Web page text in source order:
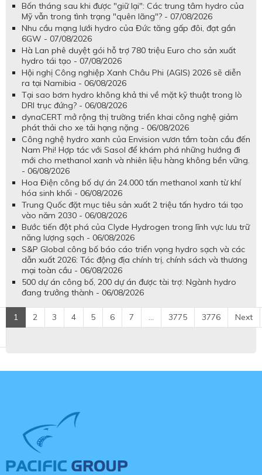
Bốn tháng sau khi được "giữ lại": Các trung tâm hydro của
Mỹ vẫn trong tình trạng "quên lãng"? - 07/08/2026
Nhu cầu mạng lưới hydro của Đức tăng gấp đôi, đạt gần
6GW - 07/08/2026
Hà Lan phê duyệt gói hỗ trợ 780 triệu Euro cho sản xuất
hydro tái tạo - 07/08/2026
Hội nghị Công nghiệp Xanh Châu Phi (AGIS) 2026 sẽ diễn
ra tại Namibia - 06/08/2026
Tại sao bơm hydro không khả thi về mặt kỹ thuật trong lò
DRI trục đứng? - 06/08/2026
dynaCERT mở rộng thị trường triển khai công nghệ giảm
phát thải cho xe tải hạng nặng - 06/08/2026
Công nghệ hydro xanh của Envision vươn tầm toàn cầu đến
Nam Phi! Hợp tác với Sasol để khám phá những hướng đi
mới cho methanol xanh và nhiên liệu hàng không bền vững.
- 06/08/2026
Hoa Điện công bố dự án 24.000 tấn methanol xanh từ khí
hóa sinh khối - 06/08/2026
Trung Quốc đặt mục tiêu sản xuất 2 triệu tấn hydro tái tạo
vào năm 2030 - 06/08/2026
Bước tiến đột phá của Clyde Hydrogen trong lĩnh vực lưu trữ
năng lượng sạch - 06/08/2026
S&P Global công bố báo cáo triển vọng hydro sạch và các
dẫn xuất 2026: Tác động địa chính trị, chính sách và thương
mại toàn cầu - 06/08/2026
500 dự án công bố, 200 dự án được tài trợ: Ngành hydro
đang trưởng thành - 06/08/2026
1 2 3 4 5 6 7 ... 3775 3776 Next